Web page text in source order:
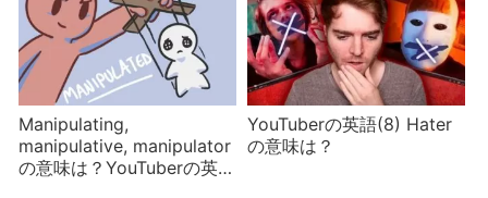
Manipulating,
manipulative, manipulator
の意味は？YouTuberの英語
YouTuberの英語(8) Hater
の意味は？